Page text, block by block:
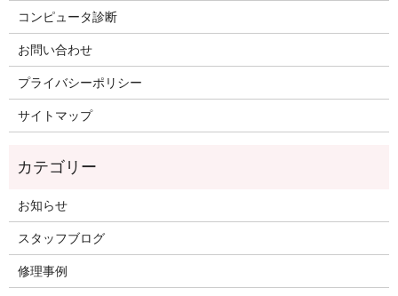
コンピュータ診断
お問い合わせ
プライバシーポリシー
サイトマップ
お知らせ
スタッフブログ
修理事例